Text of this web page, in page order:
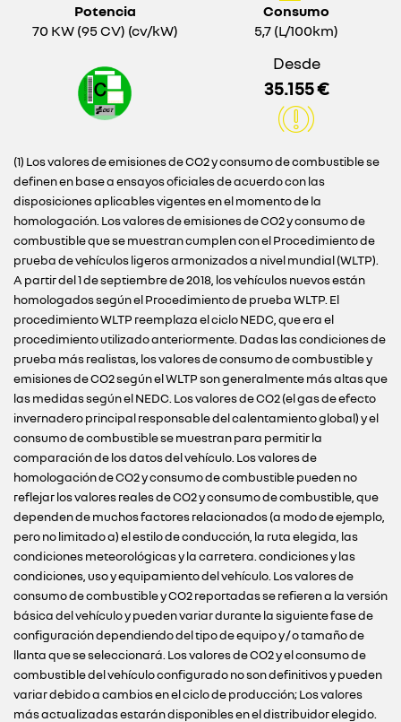
Potencia
70 KW (95 CV) (cv/kW)
Consumo
5,7 (L/100km)
Desde
35.155 €
(1) Los valores de emisiones de CO2 y consumo de combustible se
definen en base a ensayos oficiales de acuerdo con las
disposiciones aplicables vigentes en el momento de la
homologación. Los valores de emisiones de CO2 y consumo de
combustible que se muestran cumplen con el Procedimiento de
prueba de vehículos ligeros armonizados a nivel mundial (WLTP).
A partir del 1 de septiembre de 2018, los vehículos nuevos están
homologados según el Procedimiento de prueba WLTP. El
procedimiento WLTP reemplaza el ciclo NEDC, que era el
procedimiento utilizado anteriormente. Dadas las condiciones de
prueba más realistas, los valores de consumo de combustible y
emisiones de CO2 según el WLTP son generalmente más altas que
las medidas según el NEDC. Los valores de CO2 (el gas de efecto
invernadero principal responsable del calentamiento global) y el
consumo de combustible se muestran para permitir la
comparación de los datos del vehículo. Los valores de
homologación de CO2 y consumo de combustible pueden no
reflejar los valores reales de CO2 y consumo de combustible, que
dependen de muchos factores relacionados (a modo de ejemplo,
pero no limitado a) el estilo de conducción, la ruta elegida, las
condiciones meteorológicas y la carretera. condiciones y las
condiciones, uso y equipamiento del vehículo. Los valores de
consumo de combustible y CO2 reportadas se refieren a la versión
básica del vehículo y pueden variar durante la siguiente fase de
configuración dependiendo del tipo de equipo y / o tamaño de
llanta que se seleccionará. Los valores de CO2 y el consumo de
combustible del vehículo configurado no son definitivos y pueden
variar debido a cambios en el ciclo de producción; Los valores
más actualizadas estarán disponibles en el distribuidor elegido.